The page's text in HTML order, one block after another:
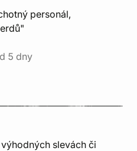
personál,
5 dny
slevách či